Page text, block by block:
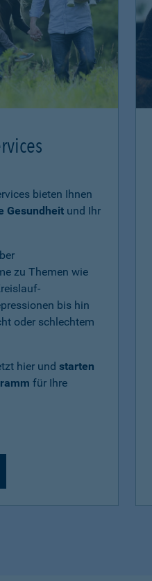
bieten Ihnen
Gesundheitund Ihr
zu Themen wie
bis hin
oder schlechtem
hier und starten
für Ihre